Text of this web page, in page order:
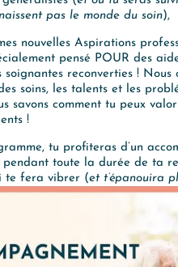
pas le monde du soin),
nouvelles Aspirations
pensé POUR des
soignantes reconverties ! Nous
soins, les talents et les
savons comment tu peux
!
tu profiteras d’un
pendanttoute la durée de ta
te fera vibrer (et t’épanouira